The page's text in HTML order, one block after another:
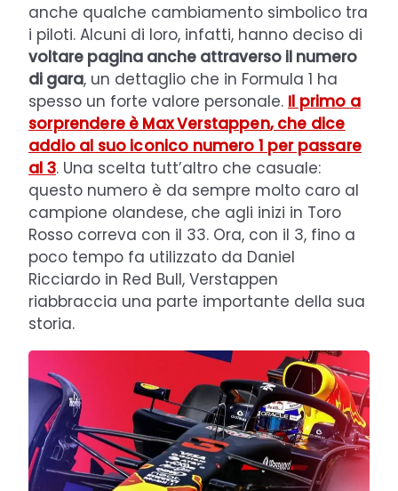
anche qualche cambiamento simbolico tra
i piloti. Alcuni di loro, infatti, hanno deciso di
voltare pagina anche attraverso il numero
di gara, un dettaglio che in Formula 1 ha
spesso un forte valore personale. Il primo a
sorprendere è Max Verstappen, che dice
addio al suo iconico numero 1 per passare
al 3. Una scelta tutt’altro che casuale:
questo numero è da sempre molto caro al
campione olandese, che agli inizi in Toro
Rosso correva con il 33. Ora, con il 3, fino a
poco tempo fa utilizzato da Daniel
Ricciardo in Red Bull, Verstappen
riabbraccia una parte importante della sua
storia.